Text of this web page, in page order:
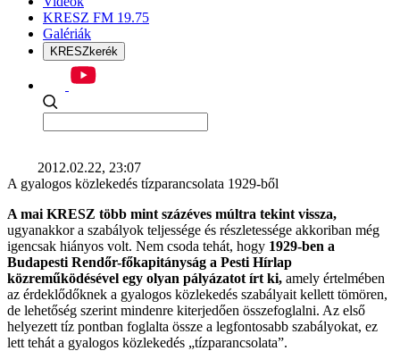
KRESZ FM 19.75
Galériák
KRESZkerék
2012.02.22, 23:07
A gyalogos közlekedés tízparancsolata 1929-ből
A mai KRESZ több mint százéves múltra tekint vissza,
ugyanakkor a szabályok teljessége és részletessége akkoriban még
igencsak hiányos volt. Nem csoda tehát, hogy 1929-ben a
Budapesti Rendőr-főkapitányság a Pesti Hírlap
közreműködésével egy olyan pályázatot írt ki, amely értelmében
az érdeklődőknek a gyalogos közlekedés szabályait kellett tömören,
de lehetőség szerint mindenre kiterjedően összefoglalni. Az első
helyezett tíz pontban foglalta össze a legfontosabb szabályokat, ez
lett tehát a gyalogos közlekedés „tízparancsolata”.